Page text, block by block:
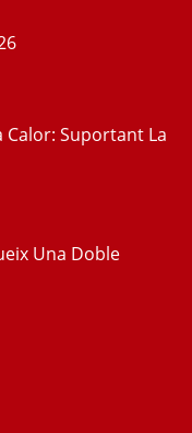
Calor: Suportant La
Una Doble